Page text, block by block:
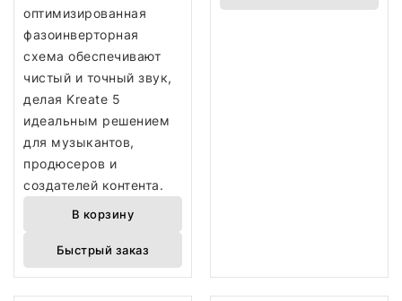
оптимизированная
фазоинверторная
схема обеспечивают
чистый и точный звук,
делая Kreate 5
идеальным решением
для музыкантов,
продюсеров и
создателей контента.
В корзину
Быстрый заказ